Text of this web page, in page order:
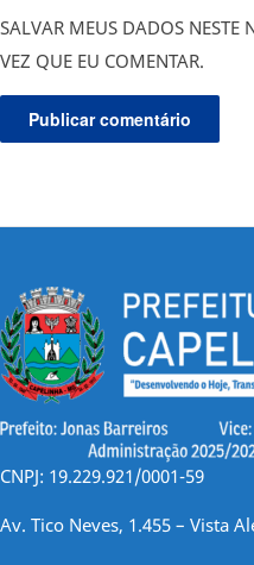
SALVAR MEUS DADOS NESTE
VEZ QUE EU COMENTAR.
CNPJ: 19.229.921/0001-59
Av. Tico Neves, 1.455 – Vista